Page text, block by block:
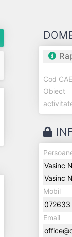
Cod
Obiect
Vasinc
Vasinc
Mobil
Email